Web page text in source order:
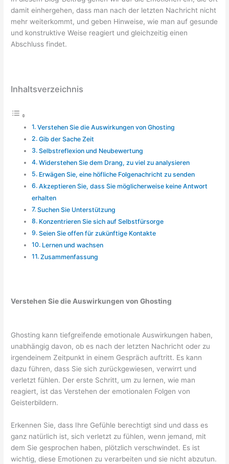
damit einhergehen, dass man nach der letzten Nachricht nicht
mehr weiterkommt, und geben Hinweise, wie man auf gesunde
und konstruktive Weise reagiert und gleichzeitig einen
Abschluss findet.
Inhaltsverzeichnis
Verstehen Sie die Auswirkungen von Ghosting
Gib der Sache Zeit
Selbstreflexion und Neubewertung
Widerstehen Sie dem Drang, zu viel zu analysieren
Erwägen Sie, eine höfliche Folgenachricht zu senden
Akzeptieren Sie, dass Sie möglicherweise keine Antwort
erhalten
Suchen Sie Unterstützung
Konzentrieren Sie sich auf Selbstfürsorge
Seien Sie offen für zukünftige Kontakte
Lernen und wachsen
Zusammenfassung
Verstehen Sie die Auswirkungen von Ghosting
Ghosting kann tiefgreifende emotionale Auswirkungen haben,
unabhängig davon, ob es nach der letzten Nachricht oder zu
irgendeinem Zeitpunkt in einem Gespräch auftritt. Es kann
dazu führen, dass Sie sich zurückgewiesen, verwirrt und
verletzt fühlen. Der erste Schritt, um zu lernen, wie man
reagiert, ist das Verstehen der emotionalen Folgen von
Geisterbildern.
Erkennen Sie, dass Ihre Gefühle berechtigt sind und dass es
ganz natürlich ist, sich verletzt zu fühlen, wenn jemand, mit
dem Sie gesprochen haben, plötzlich verschwindet. Es ist
wichtig, diese Emotionen zu verarbeiten und sie nicht abzutun.